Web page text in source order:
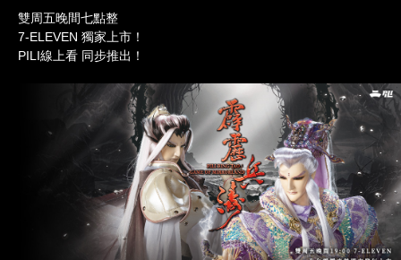
雙周五晚間七點整
7-ELEVEN 獨家上市！
PILI線上看 同步推出！